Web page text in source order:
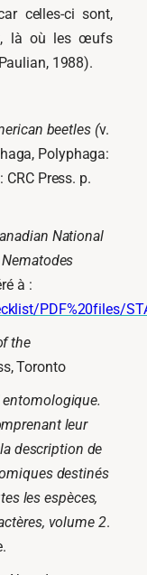
celles-ci sont,
là où les œufs
1988).
beetles (v.
Polyphaga:
Press. p.
National
à :
PDF%20files/
the
Toronto
leur
description de
destinés
les espèces,
volume 2.